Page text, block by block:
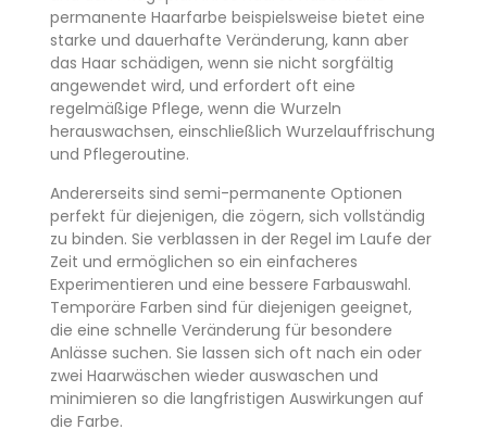
permanente Haarfarbe beispielsweise bietet eine
starke und dauerhafte Veränderung, kann aber
das Haar schädigen, wenn sie nicht sorgfältig
angewendet wird, und erfordert oft eine
regelmäßige Pflege, wenn die Wurzeln
herauswachsen, einschließlich Wurzelauffrischung
und Pflegeroutine.
Andererseits sind semi-permanente Optionen
perfekt für diejenigen, die zögern, sich vollständig
zu binden. Sie verblassen in der Regel im Laufe der
Zeit und ermöglichen so ein einfacheres
Experimentieren und eine bessere Farbauswahl.
Temporäre Farben sind für diejenigen geeignet,
die eine schnelle Veränderung für besondere
Anlässe suchen. Sie lassen sich oft nach ein oder
zwei Haarwäschen wieder auswaschen und
minimieren so die langfristigen Auswirkungen auf
die Farbe.